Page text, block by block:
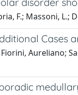
F.; Massoni, L.;
Cases
Aureliano;